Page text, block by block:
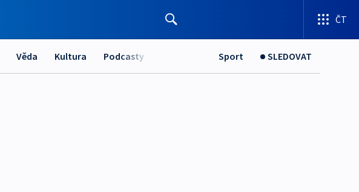
ČT
Věda Kultura Podcasty Sport SLEDOVAT